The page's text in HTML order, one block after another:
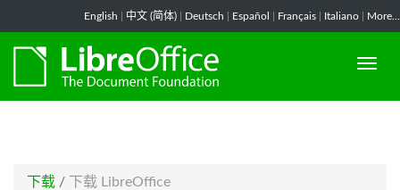
English 中文 (简体) Deutsch Español Français Italiano More...
下载 / 下载 LibreOffice